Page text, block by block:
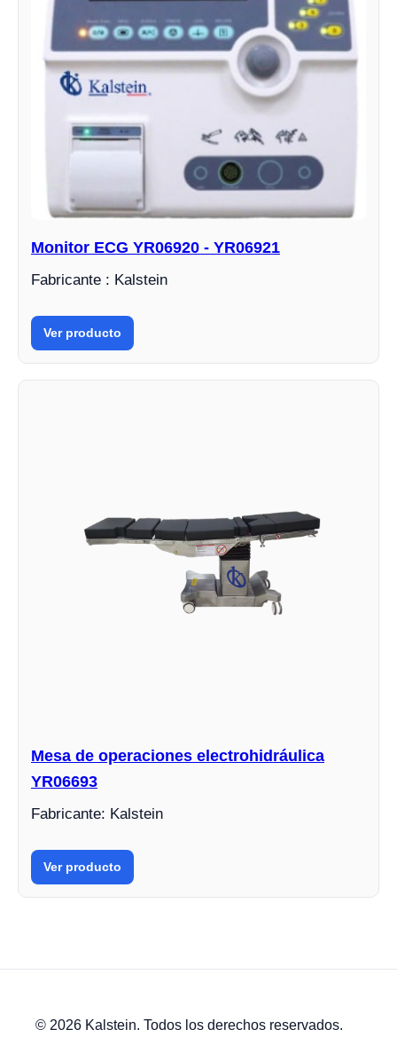
Monitor ECG YR06920 - YR06921
Fabricante : Kalstein
Ver producto
Mesa de operaciones electrohidráulica
YR06693
Fabricante: Kalstein
Ver producto
© 2026 Kalstein. Todos los derechos reservados.